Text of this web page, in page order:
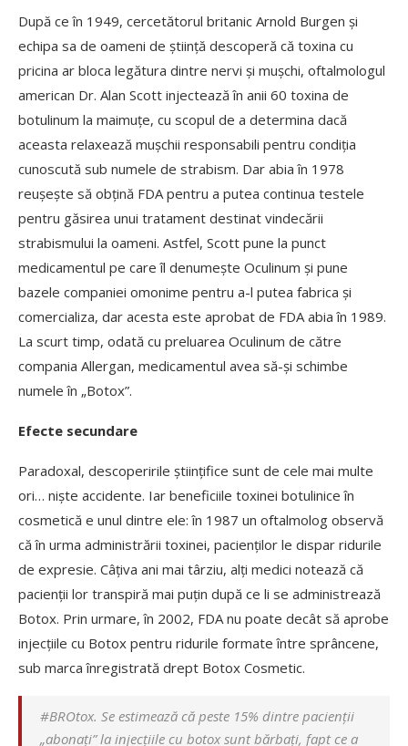
După ce în 1949, cercetătorul britanic Arnold Burgen şi
echipa sa de oameni de știință descoperă că toxina cu
pricina ar bloca legătura dintre nervi şi muşchi, oftalmologul
american Dr. Alan Scott injectează în anii 60 toxina de
botulinum la maimuţe, cu scopul de a determina dacă
aceasta relaxează muşchii responsabili pentru condiția
cunoscută sub numele de strabism. Dar abia în 1978
reușește să obțină FDA pentru a putea continua testele
pentru găsirea unui tratament destinat vindecării
strabismului la oameni. Astfel, Scott pune la punct
medicamentul pe care îl denumește Oculinum și pune
bazele companiei omonime pentru a-l putea fabrica şi
comercializa, dar acesta este aprobat de FDA abia în 1989.
La scurt timp, odată cu preluarea Oculinum de către
compania Allergan, medicamentul avea să-și schimbe
numele în „Botox”.
Efecte secundare
Paradoxal, descoperirile științifice sunt de cele mai multe
ori… niște accidente. Iar beneficiile toxinei botulinice în
cosmetică e unul dintre ele: în 1987 un oftalmolog observă
că în urma administrării toxinei, pacienţilor le dispar ridurile
de expresie. Câțiva ani mai târziu, alți medici notează că
pacienţii lor transpiră mai puţin după ce li se administrează
Botox. Prin urmare, în 2002, FDA nu poate decât să aprobe
injecţiile cu Botox pentru ridurile formate între sprâncene,
sub marca înregistrată drept Botox Cosmetic.
#BROtox. Se estimează că peste 15% dintre pacienții
„abonați” la injecțiile cu botox sunt bărbați, fapt ce a